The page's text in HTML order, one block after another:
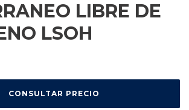
LIBRE DE
LSOH